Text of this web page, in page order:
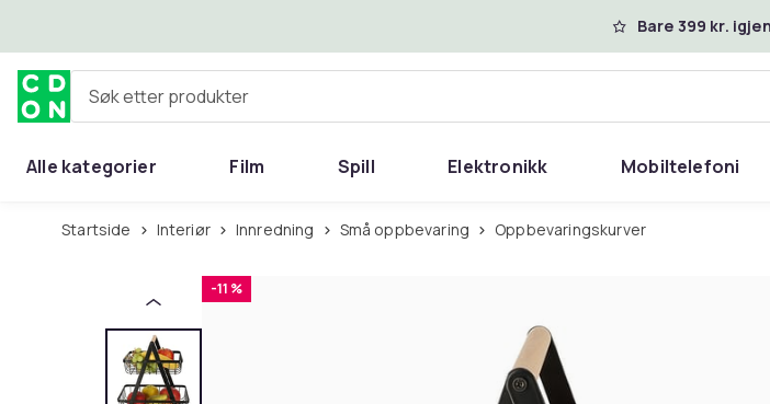
Bare 399 kr.
Søk etter produkter
Alle kategorier Film Spill Elektronikk Mobiltelefoni
Startside Interiør Innredning Små oppbevaring Oppbevaringskurver
-11 %